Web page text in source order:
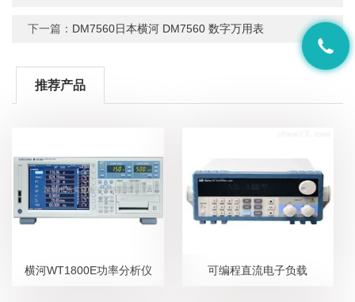
下一篇： DM7560日本横河 DM7560 数字万用表
推荐产品
横河WT1800E功率分析仪 可编程直流电子负载